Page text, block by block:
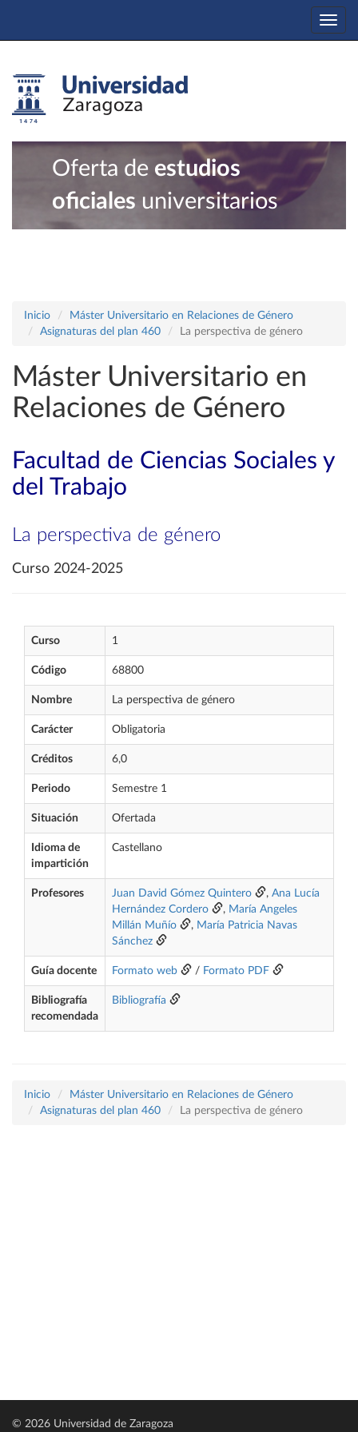
Oferta de estudios
oficiales universitarios
Inicio
Máster Universitario en Relaciones de Género
Asignaturas del plan 460
La perspectiva de género
Máster Universitario en
Relaciones de Género
Facultad de Ciencias Sociales y
del Trabajo
La perspectiva de género
Curso 2024-2025
Curso 1
Código 68800
Nombre La perspectiva de género
Carácter Obligatoria
Créditos 6,0
Periodo Semestre 1
Situación Ofertada
Idioma de
impartición
Castellano
Profesores Juan David Gómez Quintero , Ana Lucía
Hernández Cordero
, María Angeles
Millán Muñío
, María Patricia Navas
Sánchez
Guía docente Formato web / Formato PDF
Bibliografía
recomendada
Bibliografía
Inicio
Máster Universitario en Relaciones de Género
Asignaturas del plan 460
La perspectiva de género
© 2026 Universidad de Zaragoza